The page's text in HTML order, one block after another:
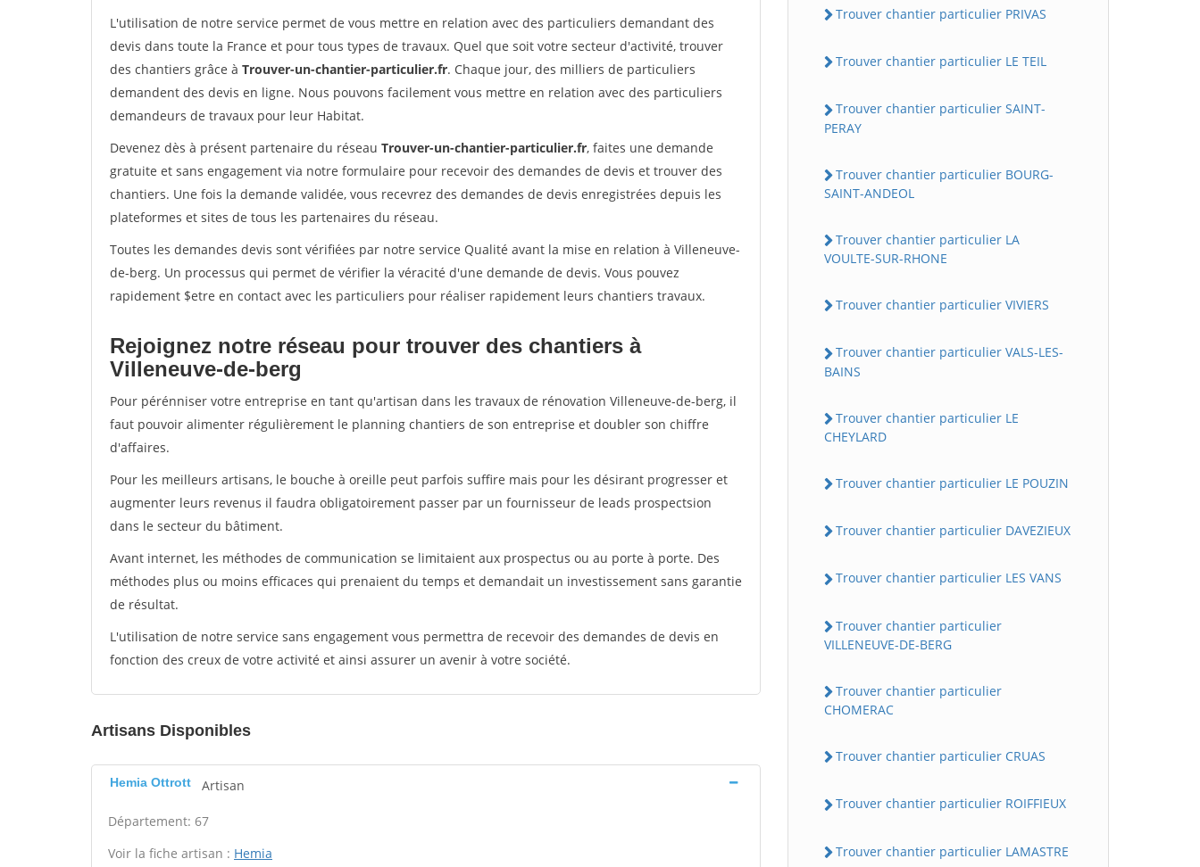
L'utilisation de notre service permet de vous mettre en relation avec des particuliers demandant des
devis dans toute la France et pour tous types de travaux. Quel que soit votre secteur d'activité, trouver
des chantiers grâce à Trouver-un-chantier-particulier.fr. Chaque jour, des milliers de particuliers
demandent des devis en ligne. Nous pouvons facilement vous mettre en relation avec des particuliers
demandeurs de travaux pour leur Habitat.
Devenez dès à présent partenaire du réseau Trouver-un-chantier-particulier.fr, faites une demande
gratuite et sans engagement via notre formulaire pour recevoir des demandes de devis et trouver des
chantiers. Une fois la demande validée, vous recevrez des demandes de devis enregistrées depuis les
plateformes et sites de tous les partenaires du réseau.
Toutes les demandes devis sont vérifiées par notre service Qualité avant la mise en relation à Villeneuve-
de-berg. Un processus qui permet de vérifier la véracité d'une demande de devis. Vous pouvez
rapidement $etre en contact avec les particuliers pour réaliser rapidement leurs chantiers travaux.
Rejoignez notre réseau pour trouver des chantiers à
Villeneuve-de-berg
Pour pérénniser votre entreprise en tant qu'artisan dans les travaux de rénovation Villeneuve-de-berg, il
faut pouvoir alimenter régulièrement le planning chantiers de son entreprise et doubler son chiffre
d'affaires.
Pour les meilleurs artisans, le bouche à oreille peut parfois suffire mais pour les désirant progresser et
augmenter leurs revenus il faudra obligatoirement passer par un fournisseur de leads prospectsion
dans le secteur du bâtiment.
Avant internet, les méthodes de communication se limitaient aux prospectus ou au porte à porte. Des
méthodes plus ou moins efficaces qui prenaient du temps et demandait un investissement sans garantie
de résultat.
L'utilisation de notre service sans engagement vous permettra de recevoir des demandes de devis en
fonction des creux de votre activité et ainsi assurer un avenir à votre société.
Artisans Disponibles
Hemia Ottrott Artisan
Département: 67
Voir la fiche artisan : Hemia
Trouver chantier particulier PRIVAS
Trouver chantier particulier LE TEIL
Trouver chantier particulier SAINT-
PERAY
Trouver chantier particulier BOURG-
SAINT-ANDEOL
Trouver chantier particulier LA
VOULTE-SUR-RHONE
Trouver chantier particulier VIVIERS
Trouver chantier particulier VALS-LES-
BAINS
Trouver chantier particulier LE
CHEYLARD
Trouver chantier particulier LE POUZIN
Trouver chantier particulier DAVEZIEUX
Trouver chantier particulier LES VANS
Trouver chantier particulier
VILLENEUVE-DE-BERG
Trouver chantier particulier
CHOMERAC
Trouver chantier particulier CRUAS
Trouver chantier particulier ROIFFIEUX
Trouver chantier particulier LAMASTRE